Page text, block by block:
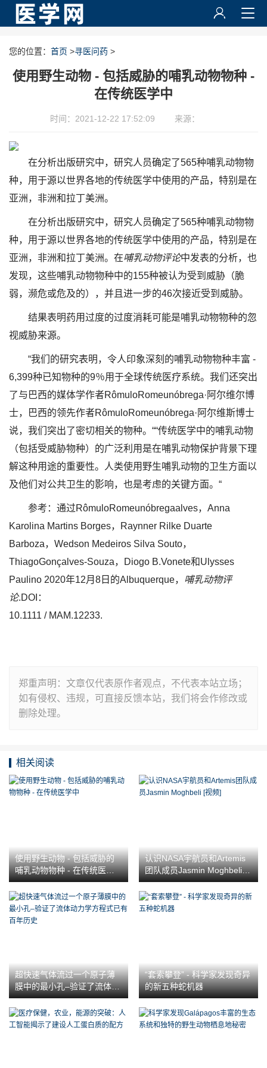
您的位置： 首页 >寻医问药 >
使用野生动物 - 包括威胁的哺乳动物物种 -
在传统医学中
时间：2021-12-22 17:52:09 来源：
在分析出版研究中，研究人员确定了565种哺乳动物物
种，用于源以世界各地的传统医学中使用的产品，特别是在
亚洲，非洲和拉丁美洲。
在分析出版研究中，研究人员确定了565种哺乳动物物
种，用于源以世界各地的传统医学中使用的产品，特别是在
亚洲，非洲和拉丁美洲。在哺乳动物评论中发表的分析，也
发现，这些哺乳动物物种中的155种被认为受到威胁（脆
弱，濒危或危及的），并且进一步的46次接近受到威胁。
结果表明药用过度的过度消耗可能是哺乳动物物种的忽
视威胁来源。
“我们的研究表明，令人印象深刻的哺乳动物物种丰富 -
6,399种已知物种的9％用于全球传统医疗系统。我们还突出
了与巴西的媒体学作者RômuloRomeunóbrega·阿尔维尔博
士，巴西的领先作者RômuloRomeunóbrega·阿尔维斯博士
说，我们突出了密切相关的物种。““传统医学中的哺乳动物
（包括受威胁物种）的广泛利用是在哺乳动物保护背景下理
解这种用途的重要性。人类使用野生哺乳动物的卫生方面以
及他们对公共卫生的影响，也是考虑的关键方面。“
参考：通过RômuloRomeunóbregaalves，Anna
Karolina Martins Borges，Raynner Rilke Duarte
Barboza，Wedson Medeiros Silva Souto，
ThiagoGonçalves-Souza，Diogo B.Vonete和Ulysses
Paulino 2020年12月8日的Albuquerque， 哺乳动物评
论.DOI：
10.1111 / MAM.12233.
郑重声明：文章仅代表原作者观点，不代表本站立场；
如有侵权、违规，可直接反馈本站，我们将会作修改或
删除处理。
相关阅读
使用野生动物 - 包括威胁的
哺乳动物物种 - 在传统医学
中
认识NASA宇航员和Artemis
团队成员Jasmin Moghbeli
[视频]
超快速气体流过一个原子薄
膜中的最小孔–验证了流体动
力学方程式已有百年历史
“套索攀登” - 科学家发现奇异
的新五种蛇机器